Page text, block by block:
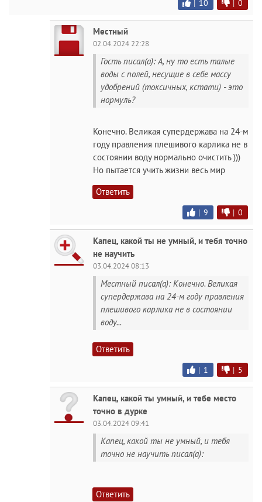
| 10 | 0
Местный
02.04.2024 22:28
Гость писал(а): А, ну то есть талые
воды с полей, несущие в себе массу
удобрений (токсичных, кстати) - это
нормуль?
Конечно. Великая супердержава на 24-м
году правления плешивого карлика не в
состоянии воду нормально очистить )))
Но пытается учить жизни весь мир
Ответить
| 9 | 0
Капец, какой ты не умный, и тебя точно
не научить
03.04.2024 08:13
Местный писал(а): Конечно. Великая
супердержава на 24-м году правления
плешивого карлика не в состоянии
воду...
Ответить
| 1 | 5
Капец, какой ты умный, и тебе место
точно в дурке
03.04.2024 09:41
Капец, какой ты не умный, и тебя
точно не научить писал(а):
Ответить